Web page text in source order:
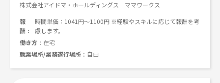
株式会社アイドマ・ホールディングス ママワークス
報
酬
時間単価：1041円～1100円 ※経験やスキルに応じて報酬を考
慮します。
働き方
在宅
就業場所/業務遂行場所
自由